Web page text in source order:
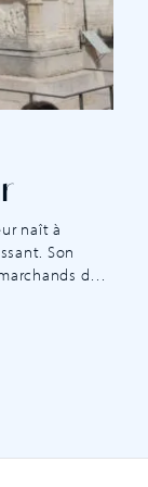
naît à
Son
de
au